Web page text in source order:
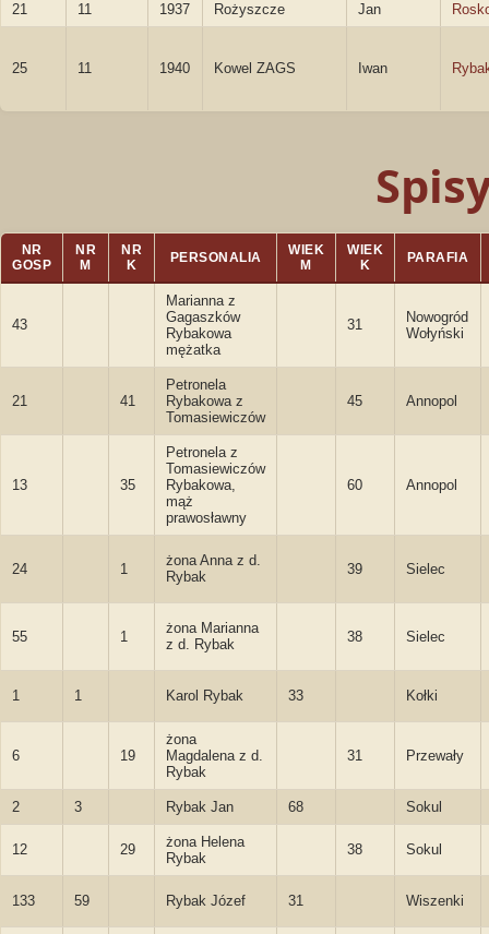
21 11 1937 Rożyszcze Jan
25 11 1940 Kowel ZAGS Iwan
NR
GOSP
NR
M
NR
K
PERSONALIA
WIEK
M
WIEK
K
PARAFIA
43
Marianna z
Gagaszków
Rybakowa
mężatka
31
Nowogród
Wołyński
21 41
Petronela
Rybakowa z
Tomasiewiczów
45 Annopol
13 35
Petronela z
Tomasiewiczów
Rybakowa,
mąż
prawosławny
60 Annopol
24 1
żona Anna z d.
Rybak
39 Sielec
55 1
żona Marianna
z d. Rybak
38 Sielec
1 1 Karol Rybak 33 Kołki
6 19
żona
Magdalena z d.
Rybak
31 Przewały
2 3 Rybak Jan 68 Sokul
12 29
żona Helena
Rybak
38 Sokul
133 59 Rybak Józef 31 Wiszenki